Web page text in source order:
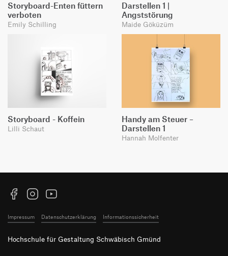
Storyboard-Enten füttern
verboten
Emily Schilling
Darstellen 1 |
Angststörung
Maide Göküzüm
Storyboard - Koffein
Lilli Schaut
Handy am Steuer –
Darstellen 1
Hannah Molfenter
FacebookInstagramYouTube
Impressum Datenschutzerklärung Informationssicherheit
Hochschule für Gestaltung Schwäbisch Gmünd